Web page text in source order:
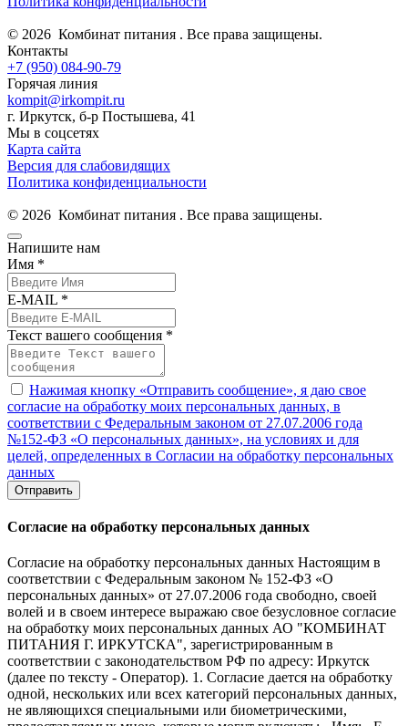
© 2026 Комбинат питания . Все права защищены.
Контакты
+7 (950) 084-90-79
Горячая линия
kompit@irkompit.ru
г. Иркутск, б-р Постышева, 41
Мы в соцсетях
Карта сайта
Версия для слабовидящих
Политика конфиденциальности
© 2026 Комбинат питания . Все права защищены.
Напишите нам
Имя *
E-MAIL *
Текст вашего сообщения *
Нажимая кнопку «Отправить сообщение», я даю свое
согласие на обработку моих персональных данных, в
соответствии с Федеральным законом от 27.07.2006 года
№152-ФЗ «О персональных данных», на условиях и для
целей, определенных в Согласии на обработку персональных
данных
Отправить
Согласие на обработку персональных данных
Согласие на обработку персональных данных Настоящим в
соответствии с Федеральным законом № 152-ФЗ «О
персональных данных» от 27.07.2006 года свободно, своей
волей и в своем интересе выражаю свое безусловное согласие
на обработку моих персональных данных АО "КОМБИНАТ
ПИТАНИЯ Г. ИРКУТСКА", зарегистрированным в
соответствии с законодательством РФ по адресу: Иркутск
(далее по тексту - Оператор). 1. Согласие дается на обработку
одной, нескольких или всех категорий персональных данных,
не являющихся специальными или биометрическими,